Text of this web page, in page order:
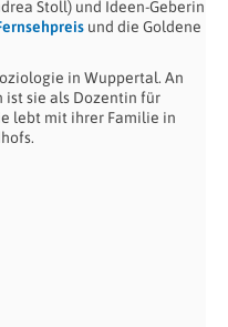
Stoll) und Ideen-Geberin
und die Goldene
in Wuppertal. An
sie als Dozentin für
lebt mit ihrer Familie in